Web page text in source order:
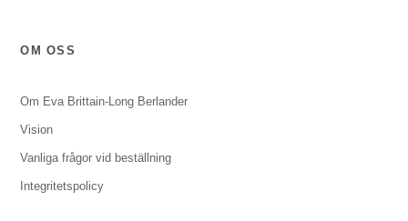
OM OSS
Om Eva Brittain-Long Berlander
Vision
Vanliga frågor vid beställning
Integritetspolicy